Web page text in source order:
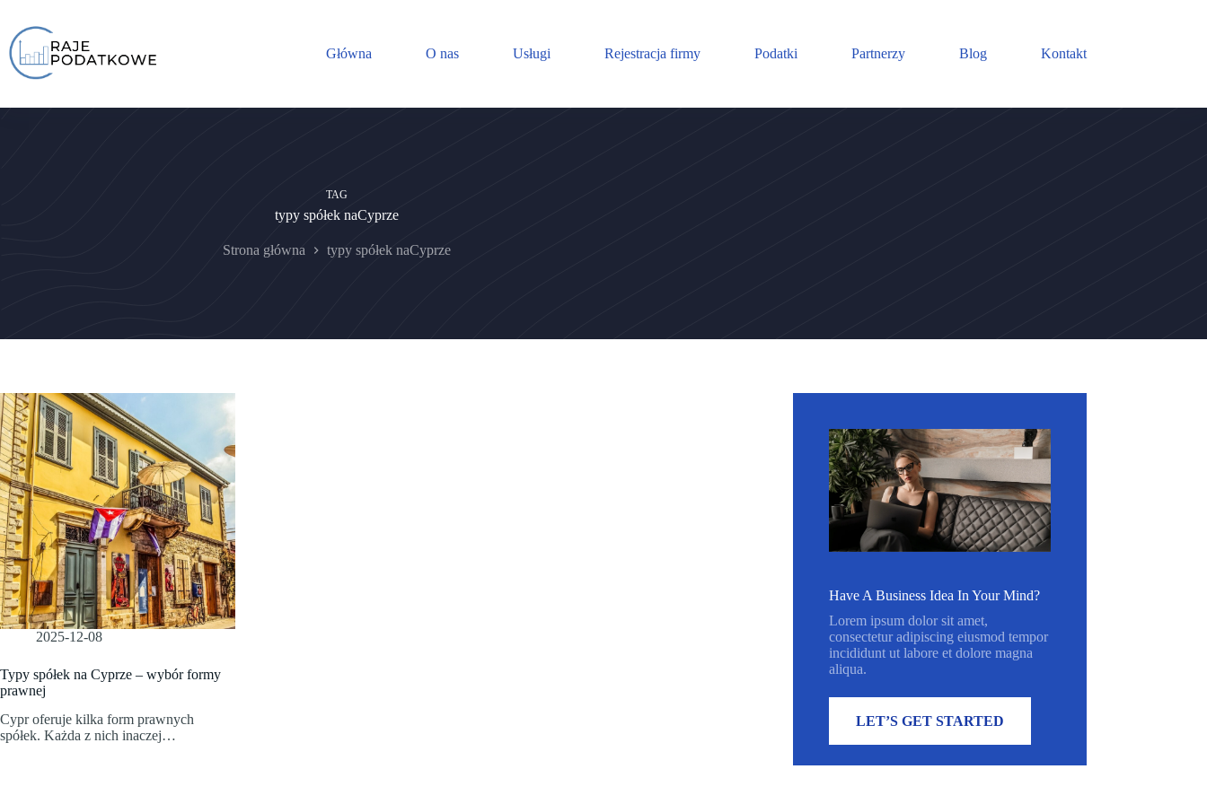
treści
Główna
O nas Usługi Rejestracja firmy Podatki Partnerzy Blog Kontakt
TAG
typy spółek naCyprze
Strona główna typy spółek naCyprze
2025-12-08
Typy spółek na Cyprze – wybór formy
prawnej
Cypr oferuje kilka form prawnych
spółek. Każda z nich inaczej…
Have A Business Idea In Your Mind?
Lorem ipsum dolor sit amet,
consectetur adipiscing eiusmod tempor
incididunt ut labore et dolore magna
aliqua.
LET’S GET STARTED